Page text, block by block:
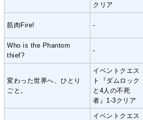
クリア
筋肉Fire! -
Who is the Phantom
thief?
-
変わった世界へ、ひとり
ごと。
イベントクエス
ト『ダムロック
と4人の不死
者』1-3クリア
イベントクエス